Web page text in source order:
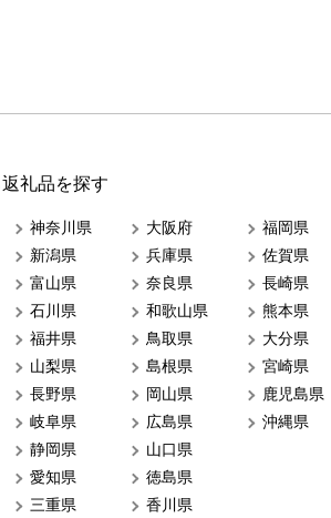
礼品を探す
神奈川県
新潟県
富山県
石川県
福井県
山梨県
長野県
岐阜県
静岡県
愛知県
三重県
大阪府
兵庫県
奈良県
和歌山県
鳥取県
島根県
岡山県
広島県
山口県
徳島県
香川県
福岡県
佐賀県
長崎県
熊本県
大分県
宮崎県
鹿児島県
沖縄県